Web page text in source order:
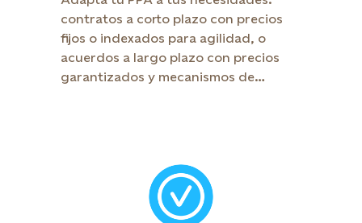
contratos a corto plazo con precios
fijos o indexados para agilidad, o
acuerdos a largo plazo con precios
garantizados y mecanismos de